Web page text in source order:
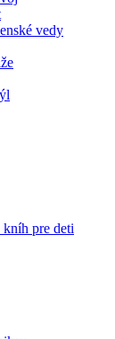
vedy
pre deti